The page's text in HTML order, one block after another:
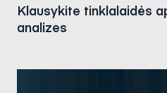
Klausykite tinklalaidės
analizes